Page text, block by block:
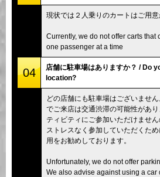
現状では２人乗りのカートはご用
Currently, we do not offer carts that
one passenger at a time
04
店舗に駐車場はありますか？ / Do
location?
どの店舗にも駐車場はございませ
でご来店は交通渋滞の可能性があ
ティビティにご参加いただけません
ストレスなく参加していただくた
用をお勧めしております。
Unfortunately, we do not offer
We also advise against using a car